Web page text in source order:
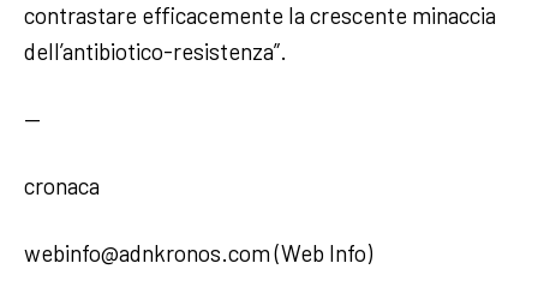
contrastare efficacemente la crescente minaccia
dell’antibiotico-resistenza”.
—
cronaca
webinfo@adnkronos.com (Web Info)